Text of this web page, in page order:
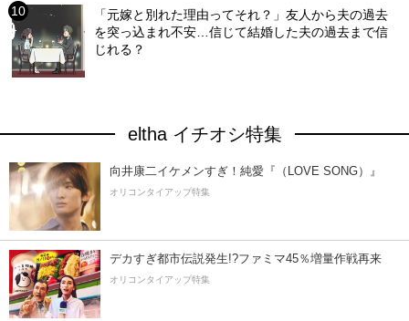
「元嫁と別れた理由ってそれ？」友人から夫の過去
を突っ込まれ不安…信じて結婚した夫の過去まで信
じれる？
eltha イチオシ特集
向井康二イケメンすぎ！純愛『（LOVE SONG）』
オリコンタイアップ特集
デカすぎ都市伝説発生!?ファミマ45％増量作戦再来
オリコンタイアップ特集